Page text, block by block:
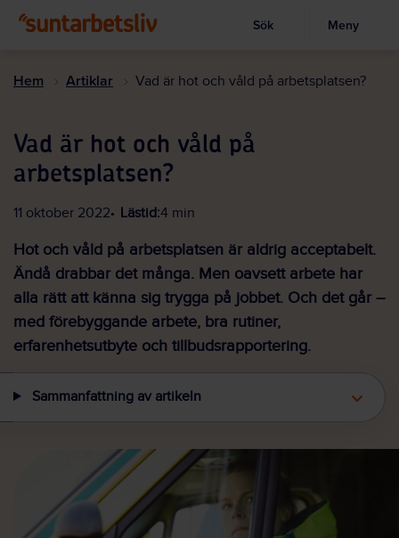
till
Visa sökruta
Sök Meny
Hem Artiklar Vad är hot och våld på arbetsplatsen?
Vad är hot och våld på
arbetsplatsen?
11 oktober 2022 Lästid:4 min
Hot och våld på arbetsplatsen är aldrig acceptabelt.
Ändå drabbar det många. Men oavsett arbete har
alla rätt att känna sig trygga på jobbet. Och det går –
med förebyggande arbete, bra rutiner,
erfarenhetsutbyte och tillbudsrapportering.
Sammanfattning av artikeln